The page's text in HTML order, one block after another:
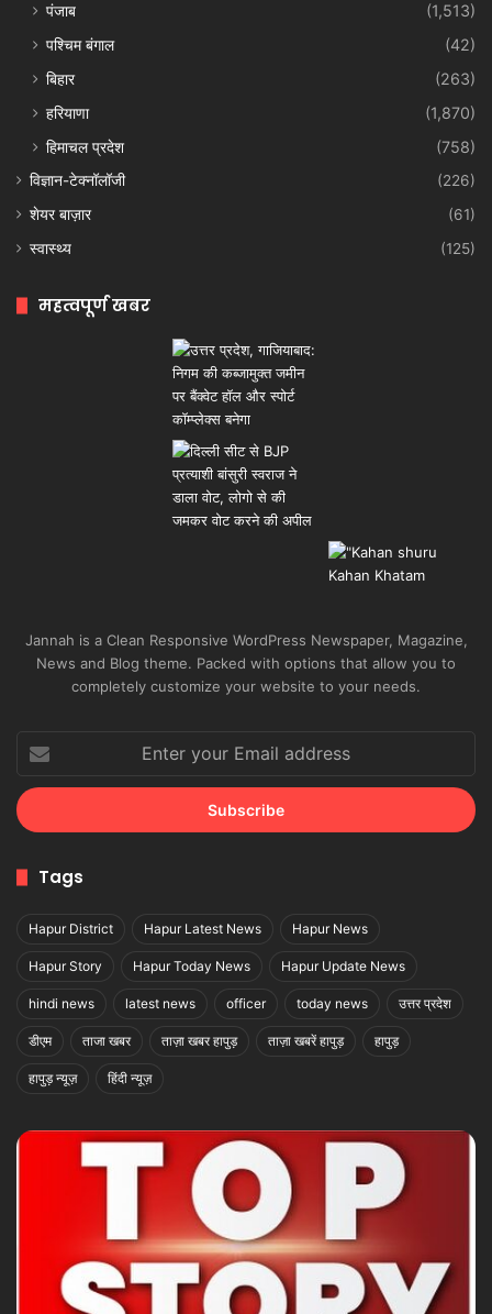
पंजाब
(1,513)
पश्चिम बंगाल
(42)
बिहार
(263)
हरियाणा
(1,870)
हिमाचल प्रदेश
(758)
विज्ञान-टेक्नॉलॉजी
(226)
शेयर बाज़ार
(61)
स्वास्थ्य
(125)
महत्वपूर्ण खबर
Jannah is a Clean Responsive WordPress Newspaper, Magazine,
News and Blog theme. Packed with options that allow you to
completely customize your website to your needs.
your
Email
address
Tags
Hapur District Hapur Latest News Hapur News
Hapur Story Hapur Today News Hapur Update News
hindi news latest news officer today news उत्तर प्रदेश
डीएम ताजा खबर ताज़ा खबर हापुड़ ताज़ा खबरें हापुड़ हापुड़
हापुड़ न्यूज़ हिंदी न्यूज़